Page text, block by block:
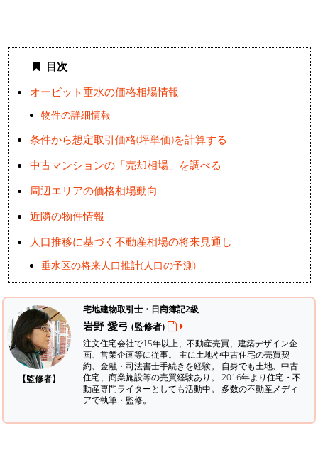
目次
オービット垂水の価格相場情報
物件の詳細情報
条件から想定取引価格(坪単価)を計算する
中古マンションの「売却相場」を調べる
周辺エリアの価格相場動向
近隣の物件情報
人口推移に基づく不動産相場の将来見通し
垂水区の将来人口推計(人口の予測)
【監修者】
宅地建物取引士・日商簿記2級
岩野 愛弓 (監修者)
注文住宅会社で15年以上、不動産売買、建築デザイン企
画、営業企画等に従事。 主に土地や中古住宅の売買契
約、金融・司法書士手続きを経験。 自身でも土地、中古
住宅、商業施設等の売買経験あり。 2016年より住宅・不
動産専門ライターとしても活動中。 多数の不動産メディ
アで執筆・監修。